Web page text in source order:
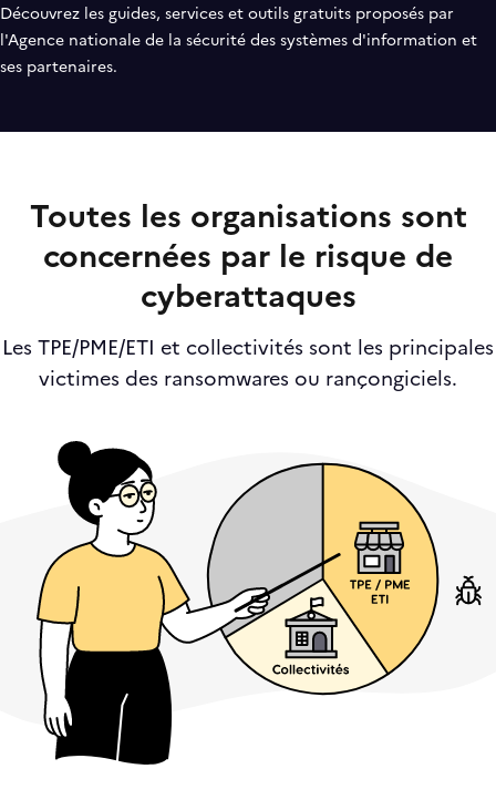
Découvrez les guides, services et outils gratuits proposés par
l'Agence nationale de la sécurité des systèmes d'information et
ses partenaires.
Toutes les organisations sont
concernées par le risque de
cyberattaques
Les TPE/PME/ETI et collectivités sont les principales
victimes des ransomwares ou rançongiciels.